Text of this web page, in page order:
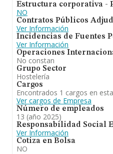
Estructura corporativa -
NO
Contratos Públicos
Ver Información
Incidencias de Fuentes
Ver Información
Operaciones
No constan
Grupo Sector
Hostelería
Cargos
Encontrados 1 cargos en
Ver cargos de Empresa
Número de empleados
13 (año 2025)
Responsabilidad Social
Ver Información
Cotiza en Bolsa
NO